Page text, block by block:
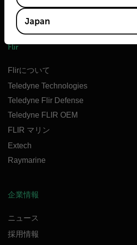
Flir
Flirについて
Teledyne Technologies
Teledyne Flir Defense
Teledyne FLIR OEM
FLIR マリン
Extech
Raymarine
企業情報
ニュース
採用情報
Japan